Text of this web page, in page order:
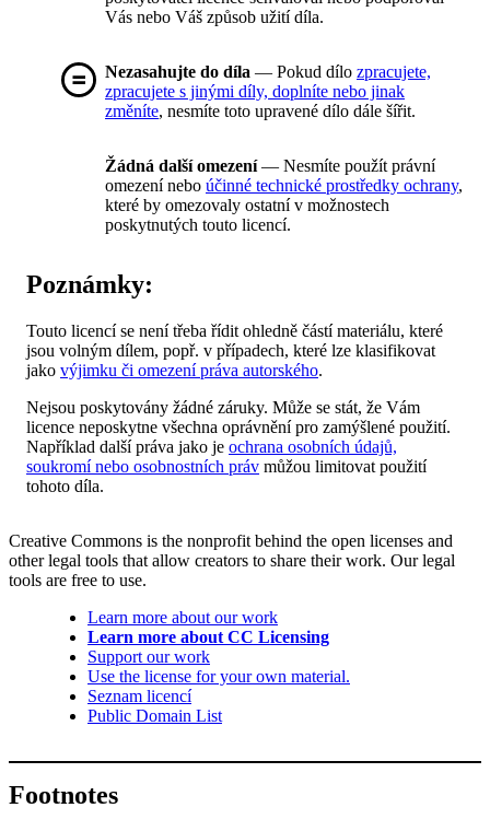
Vás nebo Váš způsob užití díla.
Nezasahujte do díla — Pokud dílo zpracujete,
zpracujete s jinými díly, doplníte nebo jinak
změníte, nesmíte toto upravené dílo dále šířit.
Žádná další omezení— Nesmíte použít právní
omezení nebo účinné technické prostředky ochrany,
které by omezovaly ostatní v možnostech
poskytnutých touto licencí.
Poznámky:
Touto licencí se není třeba řídit ohledně částí materiálu, které
jsou volným dílem, popř. v případech, které lze klasifikovat
jako výjimku či omezení práva autorského.
Nejsou poskytovány žádné záruky. Může se stát, že Vám
licence neposkytne všechna oprávnění pro zamýšlené použití.
Například další práva jako je ochrana osobních údajů,
soukromí nebo osobnostních práv můžou limitovat použití
tohoto díla.
Creative Commons is the nonprofit behind the open licenses and
other legal tools that allow creators to share their work. Our legal
tools are free to use.
Learn more about our work
Learn more about CC Licensing
Support our work
Use the license for your own material.
Seznam licencí
Public Domain List
Footnotes